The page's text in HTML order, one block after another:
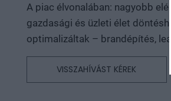
A piac élvonalában: nagyobb
gazdasági és üzleti élet
optimalizáltak – brandépítés,
VISSZAHÍVÁST KÉREK